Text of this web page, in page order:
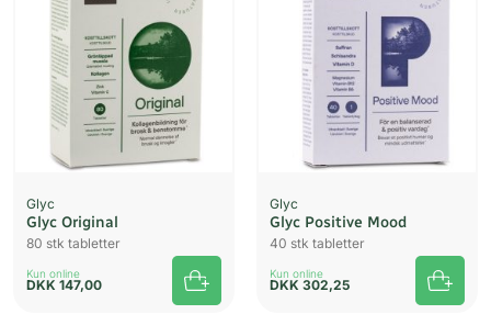
Glyc
Glyc Original
80 stk tabletter
Kun online
DKK 147,00
Glyc
Glyc Positive Mood
40 stk tabletter
Kun online
DKK 302,25